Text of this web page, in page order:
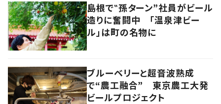
島根で‟孫ターン”社員がビール
造りに奮闘中 「温泉津ビー
ル」は町の名物に
ブルーベリーと超音波熟成
で“農工融合” 東京農工大発
ビールプロジェクト